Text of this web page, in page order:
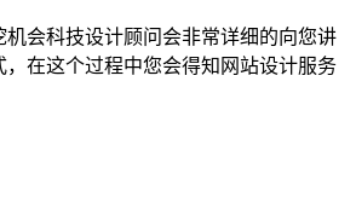
机会科技设计顾问会非常详细的向您讲
，在这个过程中您会得知网站设计服务